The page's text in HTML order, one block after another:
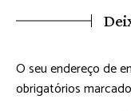
O seu endereço de
obrigatórios